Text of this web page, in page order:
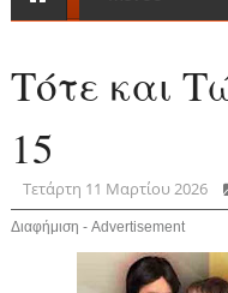
Τότε και
15
Τετάρτη 11 Μαρτίου 2026
Διαφήμιση - Advertisement